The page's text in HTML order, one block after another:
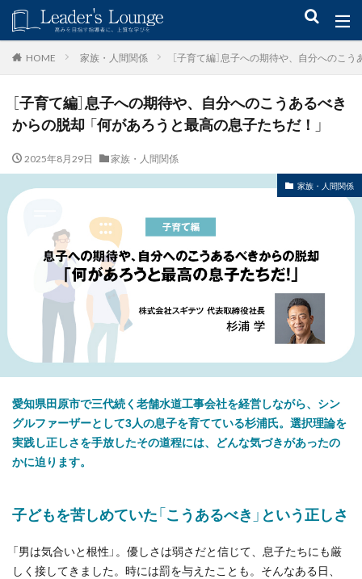
HOME 家族・人間関係 ［子育て編］息子への期待や、自分へのこ
［子育て編］息子への期待や、自分へのこうあるべき
からの脱却 「何があろうと最高の息子たちだ！」
2025年8月29日 家族・人間関係
家族・人間関係
愛知県田原市で三代続く老舗水道工事会社を経営しながら、シン
グルファーザーとして3人の息子を育てている杉浦氏。選択理論を
実践し正しさを手放したその道程には、どんな気づきがあったの
かに迫ります。
子どもを苦しめていた「こうあるべき」という正しさ
「男は気合いと根性」。優しさは弱さだと信じて、息子たちにも厳
しく接してきました。時には罰を与えたことも。そんなある日、
キーワード
青木仁志 モチベーションアップ 後継者育成 事業承継
新規事業
カテゴリー
タグ
組織力 目標設定 社会貢献
事業戦略
人材育成
自己管理 日本青年会議所